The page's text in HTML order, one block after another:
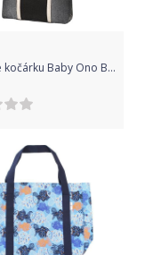
Taška ke kočárku Baby Ono Basic So Dynamic - grafit/zlatá